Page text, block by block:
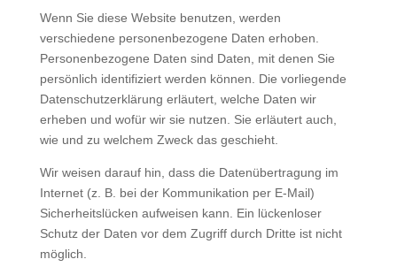
Wenn Sie diese Website benutzen, werden
verschiedene personenbezogene Daten erhoben.
Personenbezogene Daten sind Daten, mit denen Sie
persönlich identifiziert werden können. Die vorliegende
Datenschutzerklärung erläutert, welche Daten wir
erheben und wofür wir sie nutzen. Sie erläutert auch,
wie und zu welchem Zweck das geschieht.
Wir weisen darauf hin, dass die Datenübertragung im
Internet (z. B. bei der Kommunikation per E-Mail)
Sicherheitslücken aufweisen kann. Ein lückenloser
Schutz der Daten vor dem Zugriff durch Dritte ist nicht
möglich.